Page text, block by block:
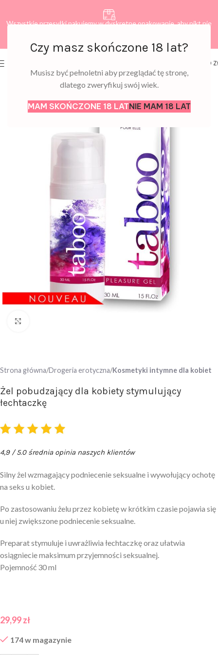
Czy masz skończone 18 lat?
Musisz być pełnoletni aby przeglądać tę stronę,
dlatego zweryfikuj swój wiek.
MAM SKOŃCZONE 18 LATNIE MAM 18 LAT
Wszystkie przesyłki pakujemy w dyskretne opakowanie, aby nikt nie
0,00
Strona główna Drogeria erotyczna Kosmetyki intymne dla kobiet
Żel pobudzający dla kobiety stymulujący
łechtaczkę
4,9 / 5.0 średnia opinia naszych klientów
Silny żel wzmagający podniecenie seksualne i wywołujący ochotę
na seks u kobiet.
Po zastosowaniu żelu przez kobietę w krótkim czasie pojawia się
u niej zwiększone podniecenie seksualne.
Preparat stymuluje i uwrażliwia łechtaczkę oraz ułatwia
osiągniecie maksimum przyjemności seksualnej.
Pojemność 30 ml
29,99zł
174 w magazynie